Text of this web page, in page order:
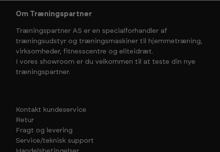
Om Træningspartner
Træningspartner AS er en specialforhandler af
træningsudstyr og træningsmaskiner til hjemmetræning,
virksomheder, fitnesscentre og eliteidræt.
I vores showroom er du velkommen til at teste din nye
træningspartner.
Kontakt kundeservice
Retur
Fragt og levering
Service/teknisk support